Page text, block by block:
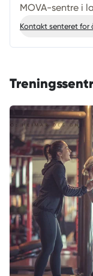
MOVA-sentre i
Kontakt senteret for